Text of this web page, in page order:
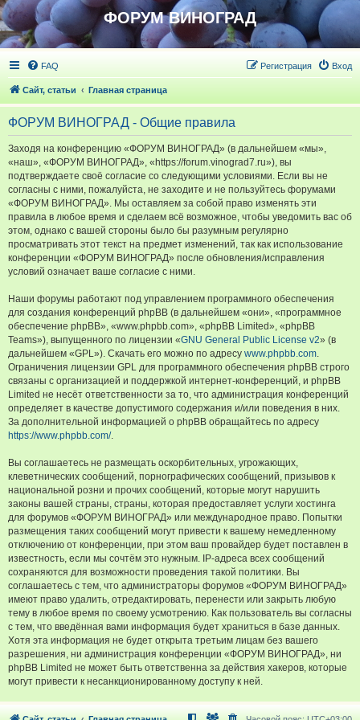
ФОРУМ ВИНОГРАД
FAQ Вход
Регистрация
Сайт, статьи Главная страница
ФОРУМ ВИНОГРАД - Общие правила
Заходя на конференцию «ФОРУМ ВИНОГРАД» (в дальнейшем «мы»,
«наш», «ФОРУМ ВИНОГРАД», «https://forum.vinograd7.ru»), вы
подтверждаете своё согласие со следующими условиями. Если вы не
согласны с ними, пожалуйста, не заходите и не пользуйтесь форумами
«ФОРУМ ВИНОГРАД». Мы оставляем за собой право изменять эти
правила в любое время и сделаем всё возможное, чтобы уведомить вас об
этом, однако с вашей стороны было бы разумным регулярно
просматривать этот текст на предмет изменений, так как использование
конференции «ФОРУМ ВИНОГРАД» после обновления/исправления
условий означает ваше согласие с ними.
Наши форумы работают под управлением программного обеспечения
для создания конференций phpBB (в дальнейшем «они», «программное
обеспечение phpBB», «www.phpbb.com», «phpBB Limited», «phpBB
Teams»), выпущенного по лицензии «GNU General Public License v2» (в
дальнейшем «GPL»). Скачать его можно по адресу www.phpbb.com.
Ограничения лицензии GPL для программного обеспечения phpBB строго
связаны с организацией и поддержкой интернет-конференций, и phpBB
Limited не несёт ответственности за то, что администрация конференций
определяет в качестве допустимого содержания и/или поведения в них.
За дополнительной информацией о phpBB обращайтесь по адресу
https://www.phpbb.com/.
Вы соглашаетесь не размещать оскорбительных, угрожающих,
клеветнических сообщений, порнографических сообщений, призывов к
национальной розни и прочих сообщений, которые могут нарушить
законы вашей страны, страны, которая предоставляет услуги хостинга
для форумов «ФОРУМ ВИНОГРАД» или международное право. Попытки
размещения таких сообщений могут привести к вашему немедленному
отключению от конференции, при этом ваш провайдер будет поставлен в
известность, если мы сочтём это нужным. IP-адреса всех сообщений
сохраняются для возможности проведения такой политики. Вы
соглашаетесь с тем, что администраторы форумов «ФОРУМ ВИНОГРАД»
имеют право удалить, отредактировать, перенести или закрыть любую
тему в любое время по своему усмотрению. Как пользователь вы согласны
с тем, что введённая вами информация будет храниться в базе данных.
Хотя эта информация не будет открыта третьим лицам без вашего
разрешения, ни администрация конференции «ФОРУМ ВИНОГРАД», ни
phpBB Limited не может быть ответственна за действия хакеров, которые
могут привести к несанкционированному доступу к ней.